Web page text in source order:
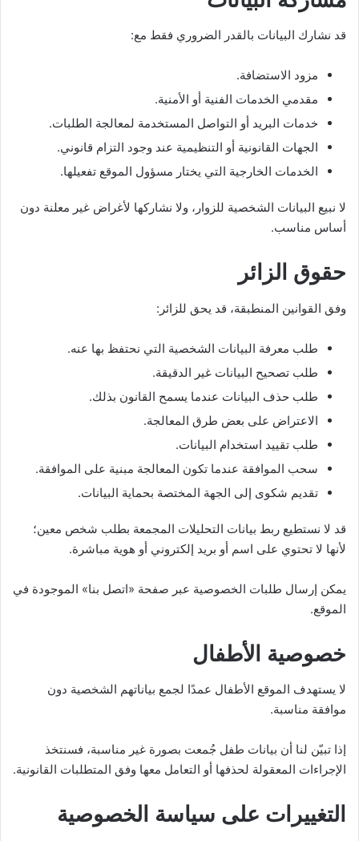
قد نشارك البيانات بالقدر الضروري فقط مع:
مزود الاستضافة.
مقدمي الخدمات الفنية أو الأمنية.
خدمات البريد أو التواصل المستخدمة لمعالجة الطلبات.
الجهات القانونية أو التنظيمية عند وجود التزام قانوني.
الخدمات الخارجية التي يختار مسؤول الموقع تفعيلها.
لا نبيع البيانات الشخصية للزوار، ولا نشاركها لأغراض غير معلنة دون
أساس مناسب.
حقوق الزائر
وفق القوانين المنطبقة، قد يحق للزائر:
طلب معرفة البيانات الشخصية التي نحتفظ بها عنه.
طلب تصحيح البيانات غير الدقيقة.
طلب حذف البيانات عندما يسمح القانون بذلك.
الاعتراض على بعض طرق المعالجة.
طلب تقييد استخدام البيانات.
سحب الموافقة عندما تكون المعالجة مبنية على الموافقة.
تقديم شكوى إلى الجهة المختصة بحماية البيانات.
قد لا نستطيع ربط بيانات التحليلات المجمعة بطلب شخص معين؛
لأنها لا تحتوي على اسم أو بريد إلكتروني أو هوية مباشرة.
يمكن إرسال طلبات الخصوصية عبر صفحة «اتصل بنا» الموجودة في
الموقع.
خصوصية الأطفال
لا يستهدف الموقع الأطفال عمدًا لجمع بياناتهم الشخصية دون
موافقة مناسبة.
إذا تبيّن لنا أن بيانات طفل جُمعت بصورة غير مناسبة، فسنتخذ
الإجراءات المعقولة لحذفها أو التعامل معها وفق المتطلبات القانونية.
التغييرات على سياسة الخصوصية